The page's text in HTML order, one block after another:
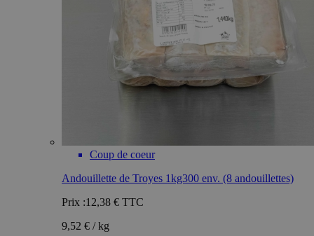
Coup de coeur
Andouillette de Troyes 1kg300 env. (8 andouillettes)
Prix :12,38 € TTC
9,52 € / kg